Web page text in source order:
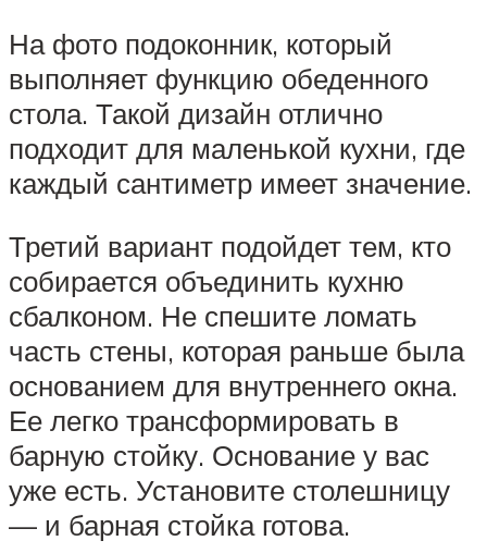
На фото подоконник, который
выполняет функцию обеденного
стола. Такой дизайн отлично
подходит для маленькой кухни, где
каждый сантиметр имеет значение.
Третий вариант подойдет тем, кто
собирается объединить кухню
сбалконом. Не спешите ломать
часть стены, которая раньше была
основанием для внутреннего окна.
Ее легко трансформировать в
барную стойку. Основание у вас
уже есть. Установите столешницу
— и барная стойка готова.